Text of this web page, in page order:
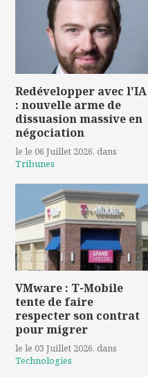
Redévelopper avec l'IA
: nouvelle arme de
dissuasion massive en
négociation
le le 06 Juillet 2026, dans
Tribunes
VMware : T-Mobile
tente de faire
respecter son contrat
pour migrer
le le 03 Juillet 2026, dans
Technologies